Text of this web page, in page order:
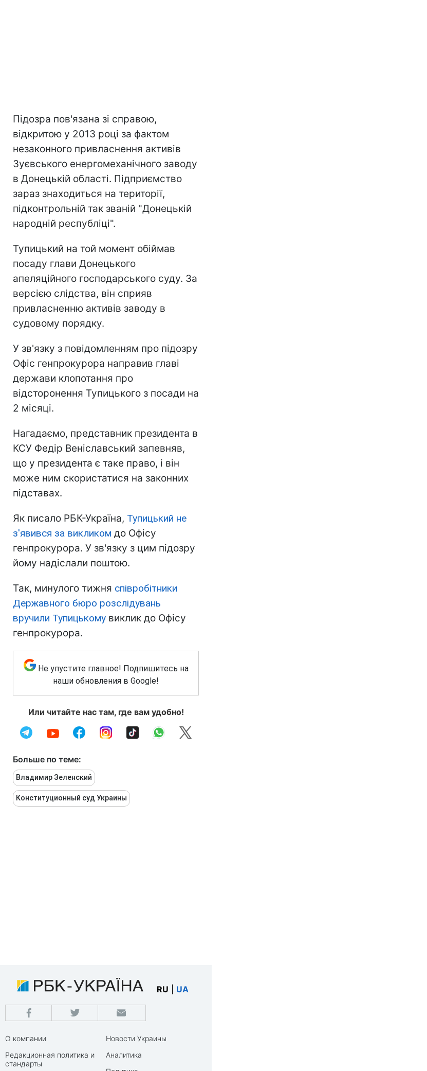
Підозра пов'язана зі справою,
відкритою у 2013 році за фактом
незаконного привласнення активів
Зуєвського енергомеханічного заводу
в Донецькій області. Підприємство
зараз знаходиться на території,
підконтрольній так званій "Донецькій
народній республіці".
Тупицький на той момент обіймав
посаду глави Донецького
апеляційного господарського суду. За
версією слідства, він сприяв
привласненню активів заводу в
судовому порядку.
У зв'язку з повідомленням про підозру
Офіс генпрокурора направив главі
держави клопотання про
відсторонення Тупицького з посади на
2 місяці.
Нагадаємо, представник президента в
КСУ Федір Веніславський запевняв,
що у президента є таке право, і він
може ним скористатися на законних
підставах.
Як писало РБК-Україна, Тупицький не
з'явився за викликом до Офісу
генпрокурора. У зв'язку з цим підозру
йому надіслали поштою.
Так, минулого тижня співробітники
Державного бюро розслідувань
вручили Тупицькому виклик до Офісу
генпрокурора.
Не упустите главное! Подпишитесь на
наши обновления в Google!
Или читайте нас там, где вам удобно!
Больше по теме:
Владимир Зеленский
Конституционный суд Украины
RU UA
О компании
Редакционная политика и
стандарты
Новости Украины
Аналитика